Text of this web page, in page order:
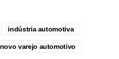
indústria automotiva
novo varejo automotivo